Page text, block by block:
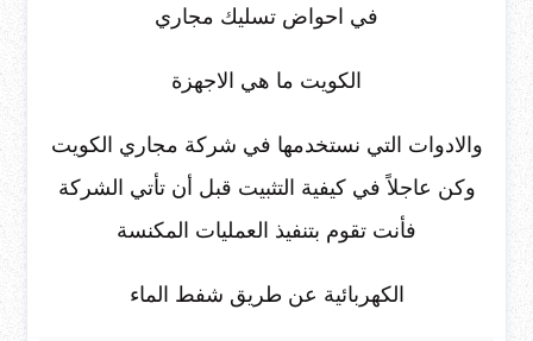
في احواض تسليك مجاري
الكويت ما هي الاجهزة
والادوات التي نستخدمها في شركة مجاري الكويت
وكن عاجلاً في كيفية التثبيت قبل أن تأتي الشركة
فأنت تقوم بتنفيذ العمليات المكنسة
الكهربائية عن طريق شفط الماء